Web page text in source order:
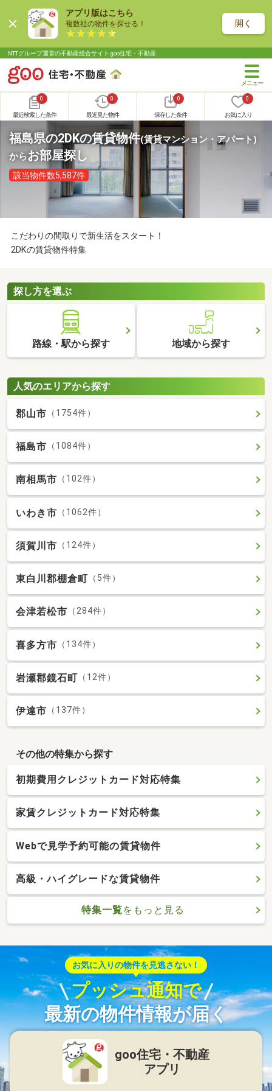
アプリ版はこちら
複数社の物件を探せる！ 開く
NTTグループ運営の不動産総合サイト goo住宅・不動産
0
最近検索した条件
0
最近見た物件
0
保存した条件
0
お気に入り
福島県の2DKの賃貸物件(賃貸マンション・アパート)
からお部屋探し
該当物件数5,587件
こだわりの間取りで新生活をスタート！
2DKの賃貸物件特集
探し方を選ぶ
路線・駅から探す 地域から探す
人気のエリアから探す
郡山市 （1754件）
福島市 （1084件）
南相馬市 （102件）
いわき市 （1062件）
須賀川市 （124件）
東白川郡棚倉町 （5件）
会津若松市 （284件）
喜多方市 （134件）
岩瀬郡鏡石町 （12件）
伊達市 （137件）
その他の特集から探す
初期費用クレジットカード対応特集
家賃クレジットカード対応特集
Webで見学予約可能の賃貸物件
高級・ハイグレードな賃貸物件
特集一覧をもっと見る
お気に入りの物件を見逃さない！
プッシュ通知で
最新の物件情報が届く
goo住宅・不動産
アプリ